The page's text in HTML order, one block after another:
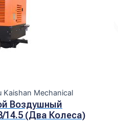
Mechanical
Воздушный
14.5 (два Колеса)